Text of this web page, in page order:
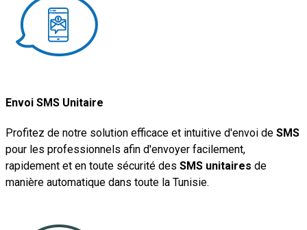
Envoi SMS Unitaire
Profitez de notre solution efficace et intuitive d'envoi de SMS
pour les professionnels afin d'envoyer facilement,
rapidement et en toute sécurité des SMS unitaires de
manière automatique dans toute la Tunisie.